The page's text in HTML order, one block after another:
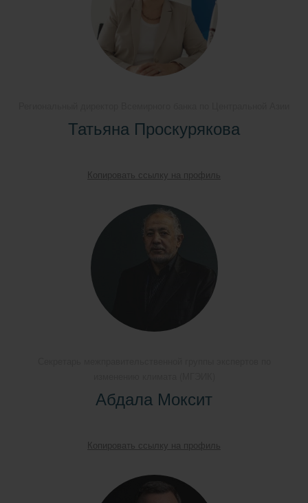
Татьяна Проскурякова
Копировать ссылку на профиль
Абдала Моксит
Копировать ссылку на профиль